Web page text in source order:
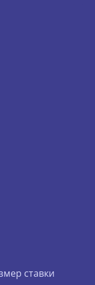
ставки